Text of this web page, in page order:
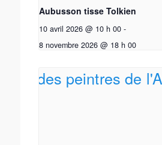
Aubusson tisse Tolkien
10 avril 2026 @ 10 h 00 -
8 novembre 2026 @ 18 h 00